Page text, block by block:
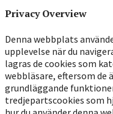
Privacy Overview
Denna webbplats
upplevelse när du
lagras de cookies som
webbläsare, eftersom de
grundläggande
tredjepartscookies som